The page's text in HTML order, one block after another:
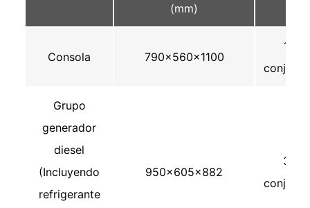
(mm)
Consola 790×560×1100
1
conjunto
Grupo
generador
diesel
(Incluyendo
refrigerante
950×605×882
3
conjunto